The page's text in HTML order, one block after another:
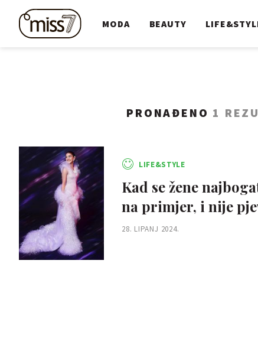
MODA BEAUTY
PRONAĐENO 1
LIFE&STYLE
Kad se žene
na primjer, i nije
28. LIPANJ 2024.